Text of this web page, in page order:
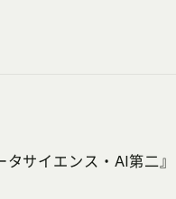
サイエンス・AI第二』